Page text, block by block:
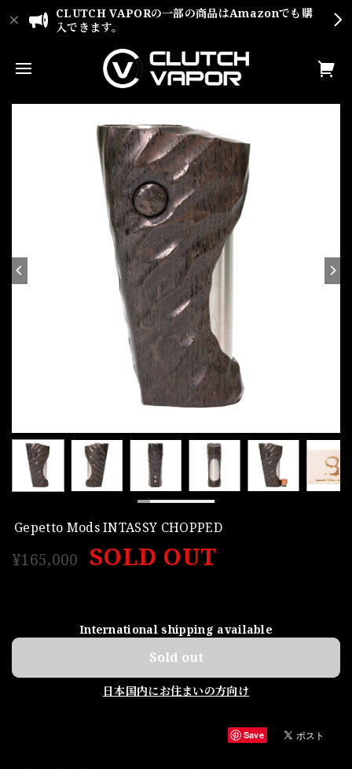
CLUTCH VAPORの一部の商品はAmazonでも購
入できます。
Gepetto Mods INTASSY CHOPPED
¥165,000 SOLD OUT
International shipping available
Sold out
日本国内にお住まいの方向け
Save